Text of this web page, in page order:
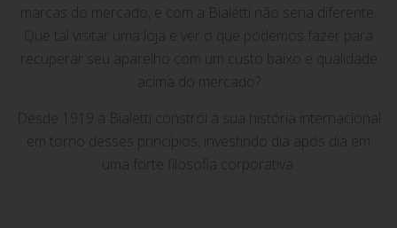
marcas do mercado, e com a Bialetti não seria diferente.
Que tal visitar uma loja e ver o que podemos fazer para
recuperar seu aparelho com um custo baixo e qualidade
acima do mercado?
Desde 1919 a Bialetti constrói a sua história internacional
em torno desses princípios, investindo dia após dia em
uma forte filosofia corporativa.